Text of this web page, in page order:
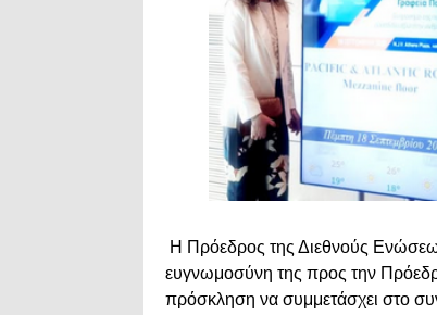
Η Πρόεδρος της Διεθνούς
ευγνωμοσύνη της προς την
πρόσκληση να συμμετάσχει στο